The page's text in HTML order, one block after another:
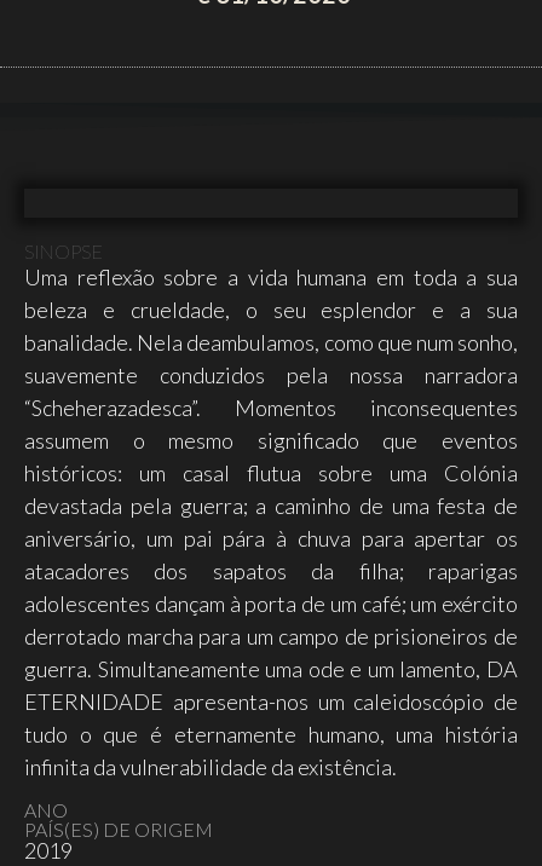
SINOPSE
Uma reflexão sobre a vida humana em toda a sua
beleza e crueldade, o seu esplendor e a sua
banalidade. Nela deambulamos, como que num sonho,
suavemente conduzidos pela nossa narradora
“Scheherazadesca”. Momentos inconsequentes
assumem o mesmo significado que eventos
históricos: um casal flutua sobre uma Colónia
devastada pela guerra; a caminho de uma festa de
aniversário, um pai pára à chuva para apertar os
atacadores dos sapatos da filha; raparigas
adolescentes dançam à porta de um café; um exército
derrotado marcha para um campo de prisioneiros de
guerra. Simultaneamente uma ode e um lamento, DA
ETERNIDADE apresenta-nos um caleidoscópio de
tudo o que é eternamente humano, uma história
infinita da vulnerabilidade da existência.
ANO
PAÍS(ES) DE ORIGEM
2019